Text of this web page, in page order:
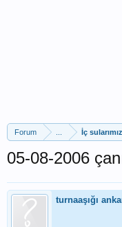
Forum İç
05-08-2006
turnaaşığı